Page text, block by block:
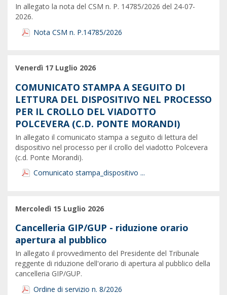
In allegato la nota del CSM n. P. 14785/2026 del 24-07-
2026.
Nota CSM n. P.14785/2026
Venerdì 17 Luglio 2026
COMUNICATO STAMPA A SEGUITO DI
LETTURA DEL DISPOSITIVO NEL PROCESSO
PER IL CROLLO DEL VIADOTTO
POLCEVERA (C.D. PONTE MORANDI)
In allegato il comunicato stampa a seguito di lettura del
dispositivo nel processo per il crollo del viadotto Polcevera
(c.d. Ponte Morandi).
Comunicato stampa_dispositivo ...
Mercoledì 15 Luglio 2026
Cancelleria GIP/GUP - riduzione orario
apertura al pubblico
In allegato il provvedimento del Presidente del Tribunale
reggente di riduzione dell'orario di apertura al pubblico della
cancelleria GIP/GUP.
Ordine di servizio n. 8/2026